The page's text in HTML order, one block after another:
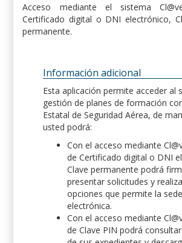
Acceso mediante el sistema
Certificado digital o DNI electrónico,
permanente.
Información adicional
Esta aplicación permite acceder al
gestión de planes de formación
Estatal de Seguridad Aérea, de
usted podrá:
Con el acceso mediante
de Certificado digital o DNI
Clave permanente podrá
presentar solicitudes y
opciones que permite la sede
electrónica.
Con el acceso mediante
de Clave PIN podrá